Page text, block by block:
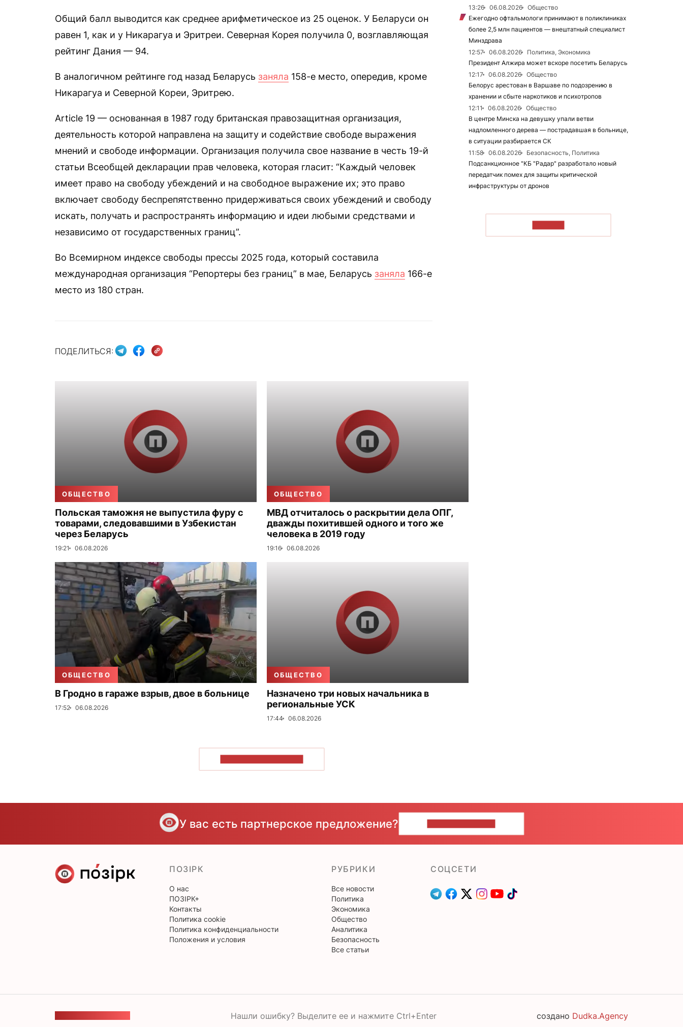
Общий балл выводится как среднее арифметическое из 25 оценок. У Беларуси он
равен 1, как и у Никарагуа и Эритреи. Северная Корея получила 0, возглавляющая
рейтинг Дания — 94.
В аналогичном рейтинге год назад Беларусь заняла 158-е место, опередив, кроме
Никарагуа и Северной Кореи, Эритрею.
Article 19 — основанная в 1987 году британская правозащитная организация,
деятельность которой направлена на защиту и содействие свободе выражения
мнений и свободе информации. Организация получила свое название в честь 19-й
статьи Всеобщей декларации прав человека, которая гласит: “Каждый человек
имеет право на свободу убеждений и на свободное выражение их; это право
включает свободу беспрепятственно придерживаться своих убеждений и свободу
искать, получать и распространять информацию и идеи любыми средствами и
независимо от государственных границ”.
Во Всемирном индексе свободы прессы 2025 года, который составила
международная организация “Репортеры без границ” в мае, Беларусь заняла 166-е
место из 180 стран.
ПОДЕЛИТЬСЯ:
ОБЩЕСТВО
Польская таможня не выпустила фуру с
товарами, следовавшими в Узбекистан
через Беларусь
19:21 06.08.2026
ОБЩЕСТВО
МВД отчиталось о раскрытии дела ОПГ,
дважды похитившей одного и того же
человека в 2019 году
19:16 06.08.2026
ОБЩЕСТВО
В Гродно в гараже взрыв, двое в больнице
17:52 06.08.2026
ОБЩЕСТВО
Назначено три новых начальника в
региональные УСК
17:44 06.08.2026
13:26
06.08.2026
Общество
Ежегодно офтальмологи принимают в поликлиниках
более 2,5 млн пациентов — внештатный специалист
Минздрава
12:57
06.08.2026
Политика, Экономика
Президент Алжира может вскоре посетить Беларусь
12:17
06.08.2026
Общество
Белорус арестован в Варшаве по подозрению в
хранении и сбыте наркотиков и психотропов
12:11
06.08.2026
Общество
В центре Минска на девушку упали ветви
надломленного дерева — пострадавшая в больнице,
в ситуации разбирается СК
11:58
06.08.2026
Безопасность, Политика
Подсанкционное "КБ "Радар" разработало новый
передатчик помех для защиты критической
инфраструктуры от дронов
У вас есть партнерское предложение?
ПОЗІРК
О нас
ПОЗІРК+
Контакты
Политика cookie
Политика конфиденциальности
Положения и условия
РУБРИКИ
Все новости
Политика
Экономика
Общество
Аналитика
Безопасность
Все статьи
CОЦСЕТИ
Нашли ошибку? Выделите ее и нажмите Ctrl+Enter создано Dudka.Agency